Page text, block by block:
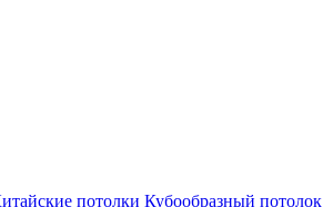
потолки Кубообразный потолок